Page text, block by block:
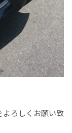
ろしくお願い致